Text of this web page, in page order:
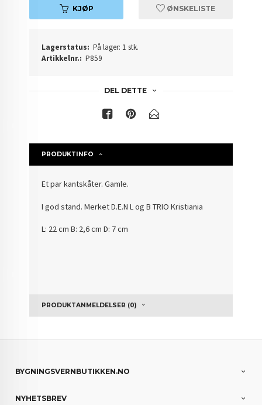
KJØP ØNSKELISTE
Lagerstatus: På lager: 1 stk.
Artikkelnr.: P859
DEL DETTE
PRODUKTINFO
Et par kantskåter. Gamle.
I god stand. Merket D.E.N L og B TRIO Kristiania
L: 22 cm B: 2,6 cm D: 7 cm
PRODUKTANMELDELSER (0)
BYGNINGSVERNBUTIKKEN.NO
NYHETSBREV